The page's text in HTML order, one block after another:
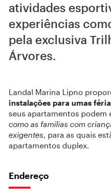
atividades
experiências
pela exclusiva
Árvores.
Landal Marina Lipno
instalações para umas
seus apartamentos podem
como as famílias com
exigentes, para as quais
apartamentos duplex.
Endereço